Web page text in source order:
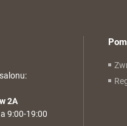
2A
9:00-19:00